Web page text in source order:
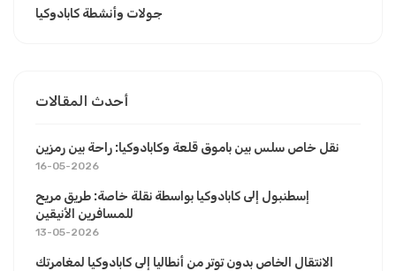
جولات وأنشطة كابادوكيا
أحدث المقالات
نقل خاص سلس بين باموق قلعة وكابادوكيا: راحة بين رمزين
16-05-2026
إسطنبول إلى كابادوكيا بواسطة نقلة خاصة: طريق مريح
للمسافرين الأنيقين
13-05-2026
الانتقال الخاص بدون توتر من أنطاليا إلى كابادوكيا لمغامرتك